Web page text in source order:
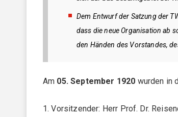
Womeninceramics
Der Keramische Nachwuchs (DKN)
Anwenderkreis Additive Keramische
Dem Entwurf der Satzung der
dass die neue Organisation ab
den Händen des Vorstandes,
Am 05. September 1920 wurden in
1. Vorsitzender: Herr Prof. Dr.